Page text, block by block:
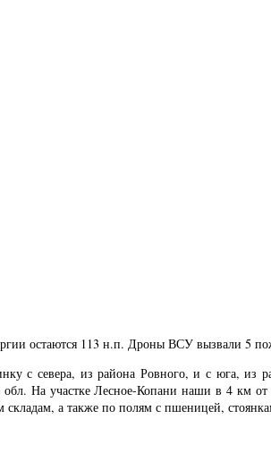
остаются 113 н.п. Дроны ВСУ вызвали 5
с севера, из района Ровного, и с юга, из
На участке Лесное-Копани наши в 4 км
а также по полям с пшеницей,